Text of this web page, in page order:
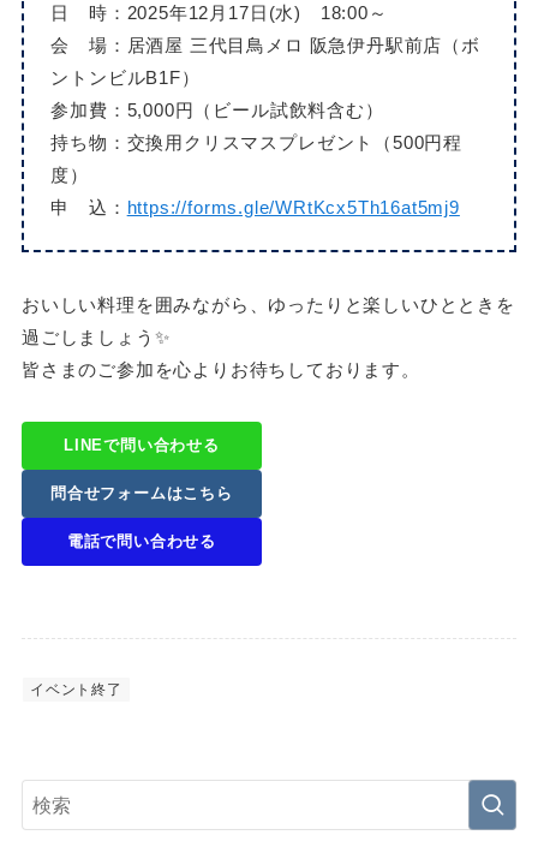
日 時：2025年12月17日(水) 18:00～
会 場：居酒屋 三代目鳥メロ 阪急伊丹駅前店（ボ
ントンビルB1F）
参加費：5,000円（ビール試飲料含む）
持ち物：交換用クリスマスプレゼント（500円程
度）
申 込： https://forms.gle/WRtKcx5Th16at5mj9
おいしい料理を囲みながら、ゆったりと楽しいひとときを
過ごしましょう✨
皆さまのご参加を心よりお待ちしております。
LINEで問い合わせる
問合せフォームはこちら
電話で問い合わせる
イベント終了